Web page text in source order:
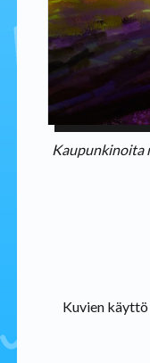
Kaupunkinoita
Kuvien